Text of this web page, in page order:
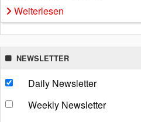
Weiterlesen
NEWSLETTER
Daily Newsletter
Weekly Newsletter